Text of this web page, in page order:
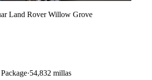
Land Rover Willow Grove
54,832 millas